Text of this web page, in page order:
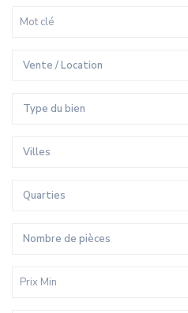
Vente / Location
Type du bien
Villes
Quarties
Nombre de pièces